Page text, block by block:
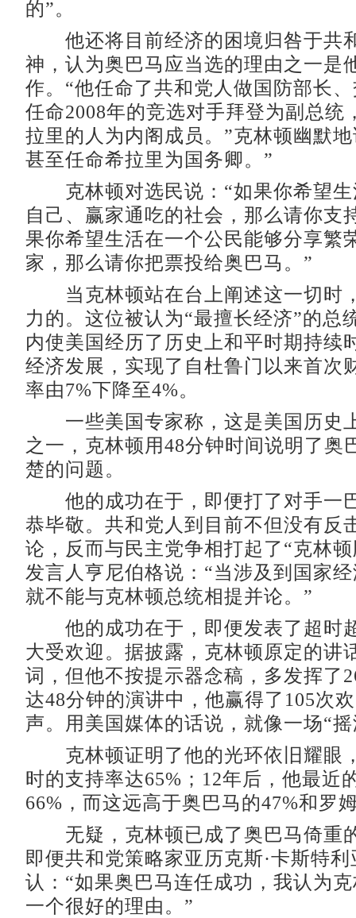
的”。
他还将目前经济的困境归咎于共
神，认为奥巴马应当选的理由之一是
作。“他任命了共和党人做国防部长
任命2008年的竞选对手拜登为副总统
拉里的人为内阁成员。”克林顿幽默
甚至任命希拉里为国务卿。”
克林顿对选民说：“如果你希望生
自己、赢家通吃的社会，那么请你支
果你希望生活在一个公民能够分享繁
家，那么请你把票投给奥巴马。”
当克林顿站在台上阐述这一切时
力的。这位被认为“最擅长经济”的总
内使美国经历了历史上和平时期持续
经济发展，实现了自杜鲁门以来首次
率由7%下降至4%。
一些美国专家称，这是美国历史
之一，克林顿用48分钟时间说明了奥
楚的问题。
他的成功在于，即便打了对手一
恭毕敬。共和党人到目前不但没有反
论，反而与民主党争相打起了“克林
发言人亨尼伯格说：“当涉及到国家
就不能与克林顿总统相提并论。”
他的成功在于，即便发表了超时
大受欢迎。据披露，克林顿原定的讲
词，但他不按提示器念稿，多发挥了
达48分钟的演讲中，他赢得了105次
声。用美国媒体的话说，就像一场“
克林顿证明了他的光环依旧耀眼
时的支持率达65%；12年后，他最近
66%，而这远高于奥巴马的47%和罗
无疑，克林顿已成了奥巴马倚重
即便共和党策略家亚历克斯·卡斯特
认：“如果奥巴马连任成功，我认为
一个很好的理由。”